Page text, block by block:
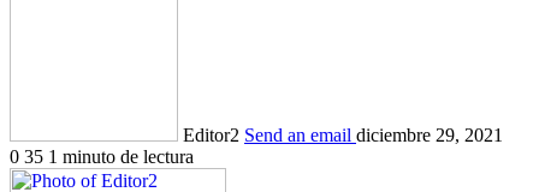
Editor2 Send an email diciembre 29, 2021
0 35 1 minuto de lectura